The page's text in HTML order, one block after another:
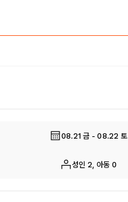
08.21 금 - 08.22 토
성인 2, 아동 0